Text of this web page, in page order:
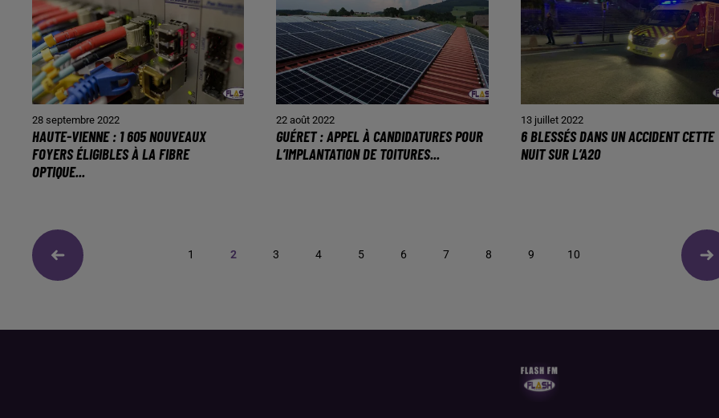
28 septembre 2022
HAUTE-VIENNE : 1 605 NOUVEAUX
FOYERS ÉLIGIBLES À LA FIBRE
OPTIQUE...
22 août 2022
GUÉRET : APPEL À CANDIDATURES POUR
L’IMPLANTATION DE TOITURES...
13 juillet 2022
6 BLESSÉS DANS UN ACCIDENT CETTE
NUIT SUR L’A20
1 2 3 4 5 6 7 8 9 10